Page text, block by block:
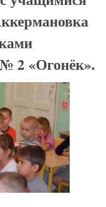
№ 2 «Огонёк».